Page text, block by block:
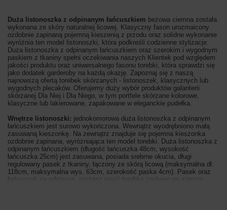
Duża listonoszka z odpinanym łańcuszkiem beżowa ciemna została
wykonana ze skóry naturalnej licowej. Klasyczny fason urozmaicony
ozdobnie zapinaną pojemną kieszenią z przodu oraz solidne wykonanie
wyróżnia ten model listonoszki, która podkreśli codzienne stylizacje.
Duża listonoszka z odpinanym łańcuszkiem oraz szerokim i wygodnym
paskiem z tkaniny spełni oczekiwania naszych Klientek pod względem
jakości produktu oraz uniwersalnego fasonu torebki, która sprawdzi się
jako dodatek garderoby na każdą okazję. Zapoznaj się z naszą
najnowszą ofertą torebek skórzanych - listonoszek, klasycznych lub
wygodnych plecaków. Oferujemy duży wybór produktów galanterii
skórzanej Dla Niej i Dla Niego, w tym portfele skórzane kolorowe,
klasyczne lub lakierowane, zapakowane w eleganckie pudełka.
Wnętrze listonoszki: jednokomorowa duża listonoszka z odpinanym
łańcuszkiem jest surowo wykończona. Wewnątrz wyodrębniono małą
zasuwaną kieszonkę. Na zewnątrz znajduje się pojemna kieszonka
ozdobnie zapinana, wyróżniająca ten model torebki. Duża listonoszka z
odpinanym łańcuszkiem (długość łańcuszka 48cm, wysokość
łańcuszka 25cm) jest zasuwana, posiada srebrne okucia, długi
regulowany pasek z tkaniny, łączony ze skórą licową (maksymalna dł.
118cm, maksymalna wys. 63cm, szerokość paska 4cm). Pasek oraz
łańcuszek są odpinane, możesz nosić torebkę zarówno na samym